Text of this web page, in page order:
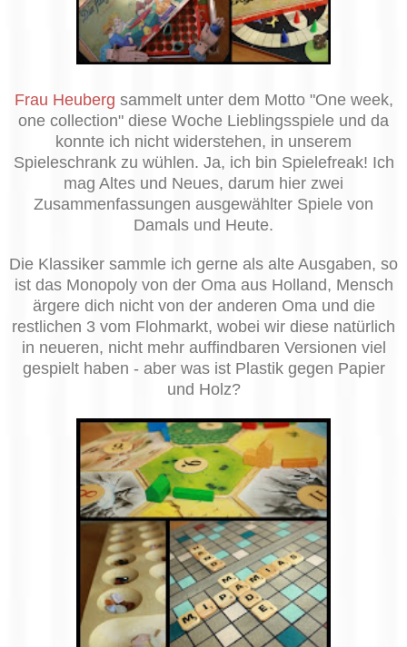
Frau Heuberg sammelt unter dem Motto "One week,
one collection" diese Woche Lieblingsspiele und da
konnte ich nicht widerstehen, in unserem
Spieleschrank zu wühlen. Ja, ich bin Spielefreak! Ich
mag Altes und Neues, darum hier zwei
Zusammenfassungen ausgewählter Spiele von
Damals und Heute.
Die Klassiker sammle ich gerne als alte Ausgaben, so
ist das Monopoly von der Oma aus Holland, Mensch
ärgere dich nicht von der anderen Oma und die
restlichen 3 vom Flohmarkt, wobei wir diese natürlich
in neueren, nicht mehr auffindbaren Versionen viel
gespielt haben - aber was ist Plastik gegen Papier
und Holz?